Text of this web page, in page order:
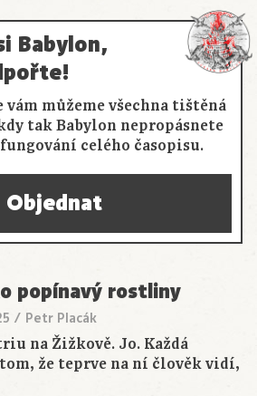
Babylon,
můžeme všechna tištěná
tak Babylon nepropásnete
celého časopisu.
Objednat
popínavý rostliny
/ Petr Placák
na Žižkově. Jo. Každá
že teprve na ní člověk vidí,